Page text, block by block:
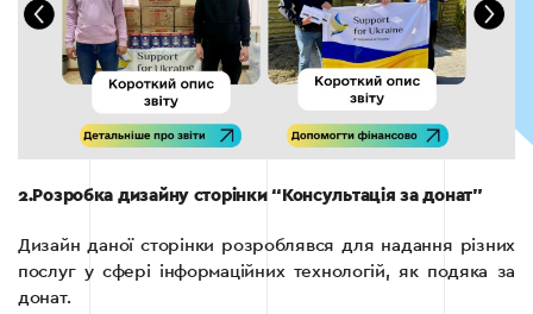
2.Розробка дизайну сторінки “Консультація за донат”
Дизайн даної сторінки розроблявся для надання різних
послуг у сфері інформаційних технологій, як подяка за
донат.